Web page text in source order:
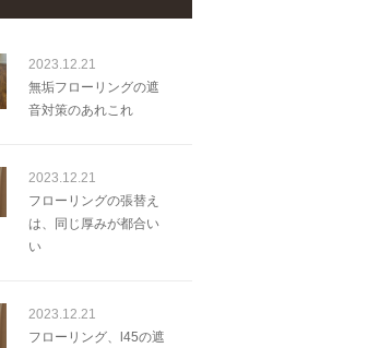
2023.12.21
無垢フローリングの遮
音対策のあれこれ
2023.12.21
フローリングの張替え
は、同じ厚みが都合い
い
2023.12.21
フローリング、l45の遮